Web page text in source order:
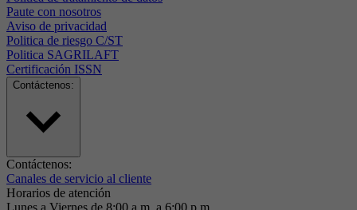
Paute con nosotros
Aviso de privacidad
Politica de riesgo C/ST
Politica SAGRILAFT
Certificación ISSN
Contáctenos:
Contáctenos:
Canales de servicio al cliente
Horarios de atención